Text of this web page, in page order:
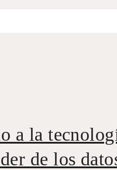
a la
de los